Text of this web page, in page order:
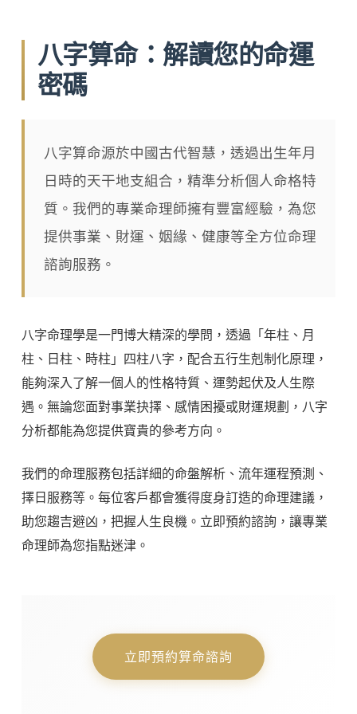
八字算命：解讀您的命運
密碼
八字算命源於中國古代智慧，透過出生年月
日時的天干地支組合，精準分析個人命格特
質。我們的專業命理師擁有豐富經驗，為您
提供事業、財運、姻緣、健康等全方位命理
諮詢服務。
八字命理學是一門博大精深的學問，透過「年柱、月
柱、日柱、時柱」四柱八字，配合五行生剋制化原理，
能夠深入了解一個人的性格特質、運勢起伏及人生際
遇。無論您面對事業抉擇、感情困擾或財運規劃，八字
分析都能為您提供寶貴的參考方向。
我們的命理服務包括詳細的命盤解析、流年運程預測、
擇日服務等。每位客戶都會獲得度身訂造的命理建議，
助您趨吉避凶，把握人生良機。立即預約諮詢，讓專業
命理師為您指點迷津。
立即預約算命諮詢